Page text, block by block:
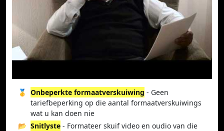
🥇 Onbeperkte formaatverskuiwing - Geen
tariefbeperking op die aantal formaatverskuiwings
wat u kan doen nie
📂 Snitlyste - Formateer skuif video en oudio van die